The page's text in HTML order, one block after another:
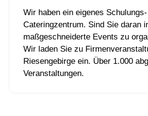
Wir haben ein eigenes
Cateringzentrum. Sind Sie daran
maßgeschneiderte Events zu
Wir laden Sie zu
Riesengebirge ein. Über 1.000
Veranstaltungen.